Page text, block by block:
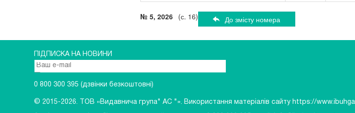
№ 5, 2026 (с. 16) До змісту номера
ПІДПИСКА НА НОВИНИ
0 800 300 395 (дзвінки безкоштовні)
© 2015-2026. ТОВ «Видавнича група" АС "». Використання матеріалів сайту https://